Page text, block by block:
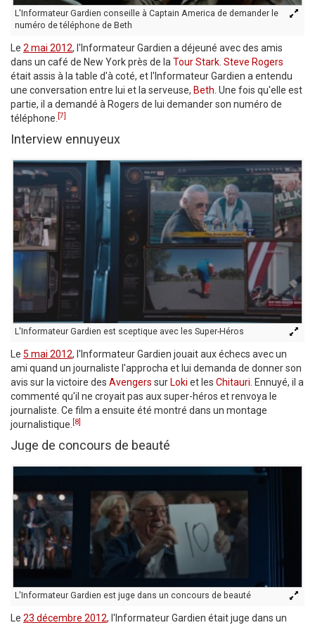
L'Informateur Gardien conseille à Captain America de demander le
numéro de téléphone de Beth
Le 2 mai 2012, l'Informateur Gardien a déjeuné avec des amis
dans un café de New York près de laTour Stark. Steve Rogers
était assis à la table d'à coté, et l'Informateur Gardien a entendu
une conversation entre lui et la serveuse, Beth. Une fois qu'elle est
partie, il a demandé à Rogers de lui demander son numéro de
téléphone. [7]
Interview ennuyeux
L'Informateur Gardien est sceptique avec les Super-Héros
Le 5 mai 2012, l'Informateur Gardien jouait aux échecs avec un
ami quand un journaliste l'approcha et lui demanda de donner son
avis sur la victoire des Avengers sur Loki et les Chitauri. Ennuyé, il a
commenté qu'il ne croyait pas aux super-héros et renvoya le
journaliste. Ce film a ensuite été montré dans un montage
journalistique. [8]
Juge de concours de beauté
L'Informateur Gardien est juge dans un concours de beauté
Le 23 décembre 2012, l'Informateur Gardien était juge dans un